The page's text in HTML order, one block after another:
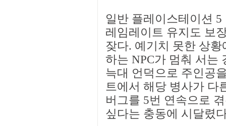
일반 플레이스테이션
레임레이트 유지도 보
잦다. 예기치 못한 상
하는 NPC가 멈춰 서는
늑대 언덕으로 주인공
트에서 해당 병사가 다
버그를 5번 연속으로
싶다는 충동에 시달렸